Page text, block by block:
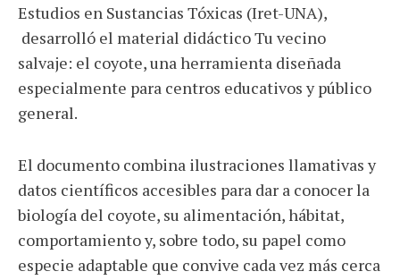
Estudios en Sustancias Tóxicas (Iret-UNA),
desarrolló el material didáctico Tu vecino
salvaje: el coyote, una herramienta diseñada
especialmente para centros educativos y público
general.
El documento combina ilustraciones llamativas y
datos científicos accesibles para dar a conocer la
biología del coyote, su alimentación, hábitat,
comportamiento y, sobre todo, su papel como
especie adaptable que convive cada vez más cerca